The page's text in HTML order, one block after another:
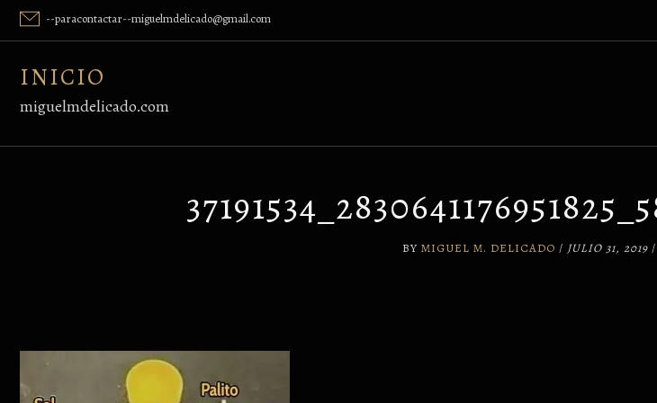
Skip
content
--paracontactar--miguelmdelicado@gmail.com
INICIO
miguelmdelicado.com
BY MIGUEL M. DELICADO / JULIO 31, 2019/